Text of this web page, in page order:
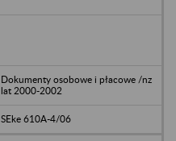
Dokumenty osobowe i płacowe /nz
lat 2000-2002
SEke 610A-4/06